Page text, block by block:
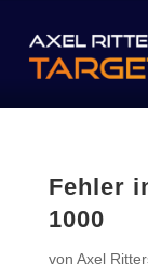
Fehler
1000
von Axel